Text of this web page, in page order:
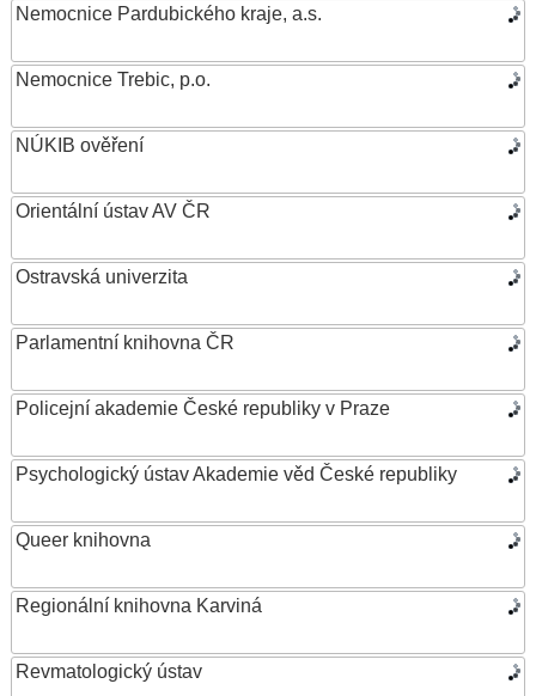
Nemocnice Pardubického kraje, a.s.
Nemocnice Trebic, p.o.
NÚKIB ověření
Orientální ústav AV ČR
Ostravská univerzita
Parlamentní knihovna ČR
Policejní akademie České republiky v Praze
Psychologický ústav Akademie věd České republiky
Queer knihovna
Regionální knihovna Karviná
Revmatologický ústav